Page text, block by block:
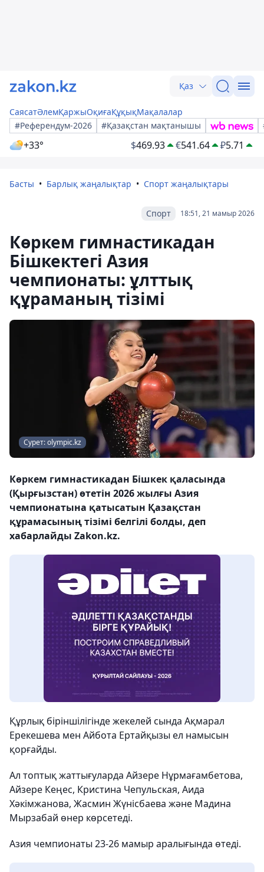
Қаз
СаясатӘлемҚаржыОқиғаҚұқықМақалалар
#Референдум-2026
#Қазақстан мақтанышы
+33° $469.93 €541.64 ₽5.71
Басты Барлық жаңалықтар Спорт жаңалықтары
18:51, 21 мамыр 2026
Спорт
Көркем гимнастикадан
Бішкектегі Азия
чемпионаты: ұлттық
құраманың тізімі
Сурет: olympic.kz
Көркем гимнастикадан Бішкек қаласында
(Қырғызстан) өтетін 2026 жылғы Азия
чемпионатына қатысатын Қазақстан
құрамасының тізімі белгілі болды, деп
хабарлайды Zakon.kz.
Құрлық біріншілігінде жекелей сында Ақмарал
Ерекешева мен Айбота Ертайқызы ел намысын
қорғайды.
Ал топтық жаттығуларда Айзере Нұрмағамбетова,
Айзере Кеңес, Кристина Чепульская, Аида
Хәкімжанова, Жасмин Жүнісбаева және Мадина
Мырзабай өнер көрсетеді.
Азия чемпионаты 23-26 мамыр аралығында өтеді.